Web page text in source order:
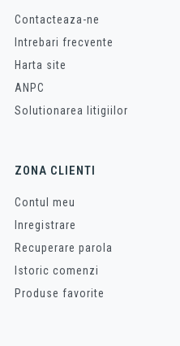
Contacteaza-ne
Intrebari frecvente
Harta site
ANPC
Solutionarea litigiilor
ZONA CLIENTI
Contul meu
Inregistrare
Recuperare parola
Istoric comenzi
Produse favorite